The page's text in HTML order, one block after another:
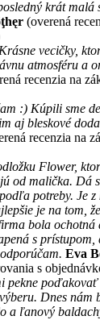
krát malá
(overená
vecičky,
atmosféru a
recenzia na
:) Kúpili sme
aj bleskové
recenzia na
Flower,
od malička. Dá
potreby. Je
je na tom,
bola ochotná
s
Eva
s
pekne
Dnes nám
a ľanový